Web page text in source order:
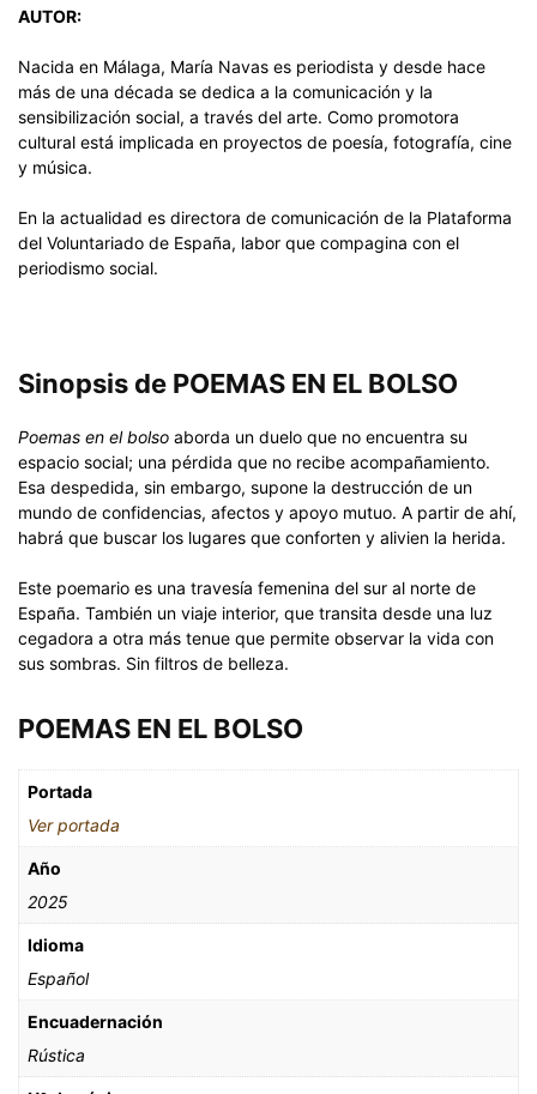
AUTOR:
Nacida en Málaga, María Navas es periodista y desde hace
más de una década se dedica a la comunicación y la
sensibilización social, a través del arte. Como promotora
cultural está implicada en proyectos de poesía, fotografía, cine
y música.
En la actualidad es directora de comunicación de la Plataforma
del Voluntariado de España, labor que compagina con el
periodismo social.
Sinopsis de POEMAS EN EL BOLSO
Poemas en el bolso aborda un duelo que no encuentra su
espacio social; una pérdida que no recibe acompañamiento.
Esa despedida, sin embargo, supone la destrucción de un
mundo de confidencias, afectos y apoyo mutuo. A partir de ahí,
habrá que buscar los lugares que conforten y alivien la herida.
Este poemario es una travesía femenina del sur al norte de
España. También un viaje interior, que transita desde una luz
cegadora a otra más tenue que permite observar la vida con
sus sombras. Sin filtros de belleza.
POEMAS EN EL BOLSO
Portada
Ver portada
Año
2025
Idioma
Español
Encuadernación
Rústica